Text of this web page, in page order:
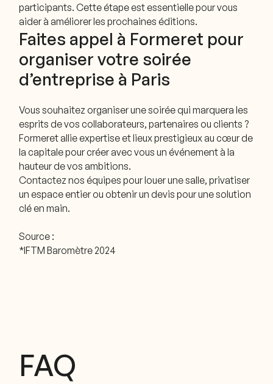
participants. Cette étape est essentielle pour vous
aider à améliorer les prochaines éditions.
Faites appel à Formeret pour
organiser votre soirée
d’entreprise à Paris
Vous souhaitez organiser une soirée qui marquera les
esprits de vos collaborateurs, partenaires ou clients ?
Formeret allie expertise et lieux prestigieux au cœur de
la capitale pour créer avec vous un événement à la
hauteur de vos ambitions.
Contactez nos équipes pour louer une salle, privatiser
un espace entier ou obtenir un devis pour une solution
clé en main.
Source :
*IFTM Baromètre 2024
FAQ